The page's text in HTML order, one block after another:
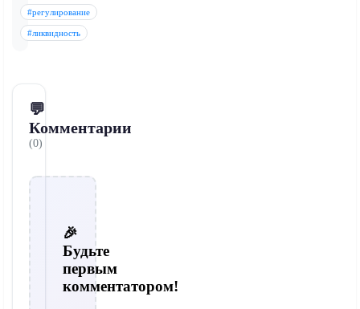
#регулирование
#ликвидность
💬
Комментарии
(0)
🎉
Будьте
первым
комментатором!